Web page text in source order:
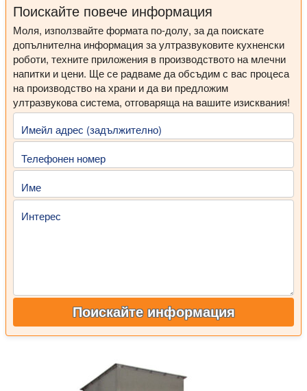
Поискайте повече информация
Моля, използвайте формата по-долу, за да поискате
допълнителна информация за ултразвуковите кухненски
роботи, техните приложения в производството на млечни
напитки и цени. Ще се радваме да обсъдим с вас процеса
на производство на храни и да ви предложим
ултразвукова система, отговаряща на вашите изисквания!
Имейл адрес (задължително)
Телефонен номер
Име
Интерес
Поискайте информация